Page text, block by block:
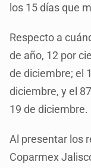
los 15 días que
Respecto a
de año, 12 por
de diciembre; el
diciembre, y el
19 de diciembre.
Al presentar los
Coparmex